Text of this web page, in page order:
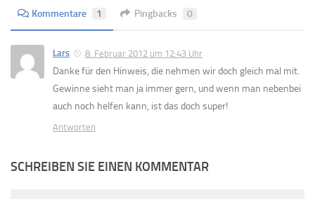
Kommentare 1 Pingbacks 0
Lars 8. Februar 2012 um 12:43 Uhr
Danke für den Hinweis, die nehmen wir doch gleich mal mit.
Gewinne sieht man ja immer gern, und wenn man nebenbei
auch noch helfen kann, ist das doch super!
Antworten
SCHREIBEN SIE EINEN KOMMENTAR